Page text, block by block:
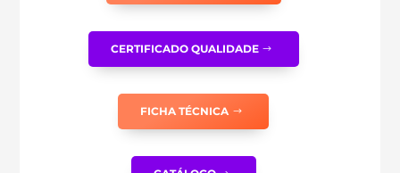
CERTIFICADO QUALIDADE
FICHA TÉCNICA